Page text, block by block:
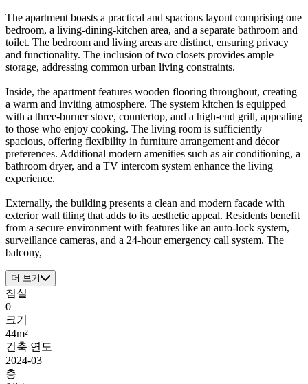
The apartment boasts a practical and spacious layout comprising one
bedroom, a living-dining-kitchen area, and a separate bathroom and
toilet. The bedroom and living areas are distinct, ensuring privacy
and functionality. The inclusion of two closets provides ample
storage, addressing common urban living constraints.
Inside, the apartment features wooden flooring throughout, creating
a warm and inviting atmosphere. The system kitchen is equipped
with a three-burner stove, countertop, and a high-end grill, appealing
to those who enjoy cooking. The living room is sufficiently
spacious, offering flexibility in furniture arrangement and décor
preferences. Additional modern amenities such as air conditioning, a
bathroom dryer, and a TV intercom system enhance the living
experience.
Externally, the building presents a clean and modern facade with
exterior wall tiling that adds to its aesthetic appeal. Residents benefit
from a secure environment with features like an auto-lock system,
surveillance cameras, and a 24-hour emergency call system. The
balcony,
더 보기
침실
0
크기
44m²
건축 연도
2024-03
층